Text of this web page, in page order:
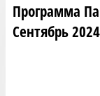
Программа
Сентябрь 2024